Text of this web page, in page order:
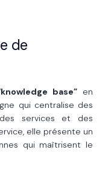
de
base” en
qui centralise des
services et des
elle présente un
qui maîtrisent le